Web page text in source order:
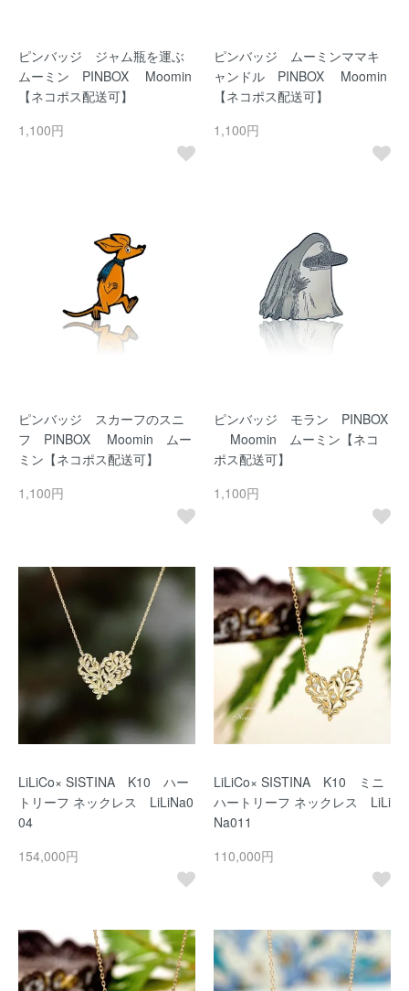
ピンバッジ ジャム瓶を運ぶ
ムーミン PINBOX Moomin
【ネコポス配送可】
1,100円
ピンバッジ ムーミンママキ
ャンドル PINBOX Moomin
【ネコポス配送可】
1,100円
ピンバッジ スカーフのスニ
フ PINBOX Moomin ムー
ミン【ネコポス配送可】
1,100円
ピンバッジ モラン PINBOX
Moomin ムーミン【ネコ
ポス配送可】
1,100円
LiLiCo× SISTINA K10 ハー
トリーフ ネックレス LiLiNa0
04
154,000円
LiLiCo× SISTINA K10 ミニ
ハートリーフ ネックレス LiLi
Na011
110,000円